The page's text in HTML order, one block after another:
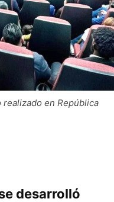
en República
desarrolló